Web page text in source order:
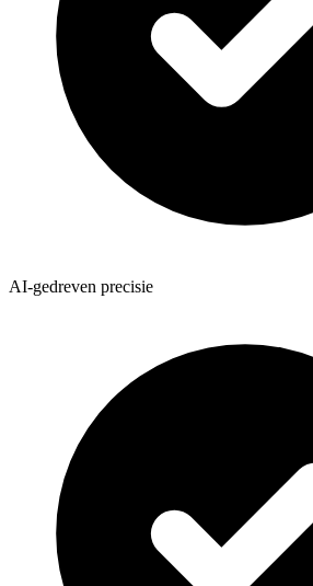
AI-gedreven precisie